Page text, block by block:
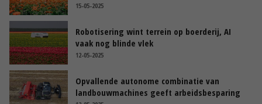
15-05-2025
Robotisering wint terrein op boerderij, AI
vaak nog blinde vlek
12-05-2025
Opvallende autonome combinatie van
landbouwmachines geeft arbeidsbesparing